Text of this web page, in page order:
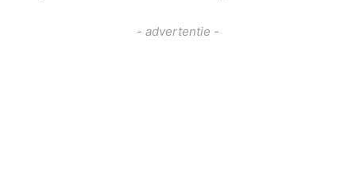
- advertentie -